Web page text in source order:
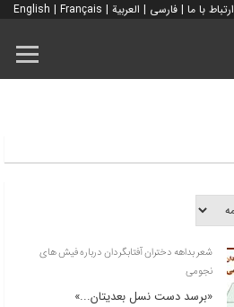
ارتباط با ما | فارسی | العربية |
English | Français
شعر بداهه دختران آفتابگردان درباره فیش های
نجومی
«برسد دست نسل بعدیتان...»